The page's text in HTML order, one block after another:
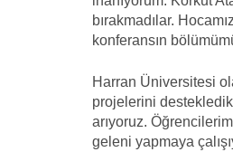
bırakmadılar.
konferansın
Harran Üniversitesi
projelerini
arıyoruz.
geleni yapmaya